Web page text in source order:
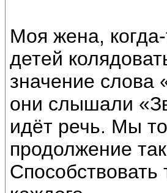
Моя жена,
детей
значение слова
они слышали
идёт речь. Мы
продолжение